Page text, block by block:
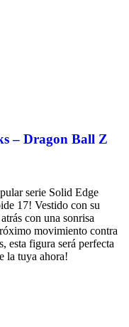
– Dragon Ball Z
serie Solid Edge
17! Vestido con su
con una sonrisa
movimiento contra
esta figura será perfecta
la tuya ahora!